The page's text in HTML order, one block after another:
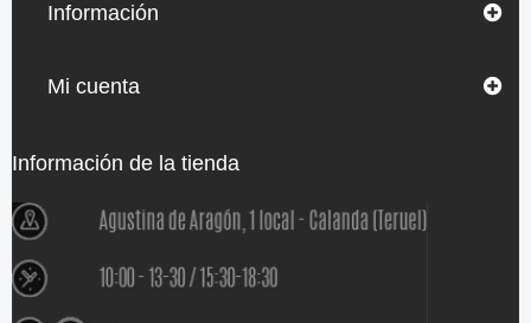
Información
Mi cuenta
Información de la tienda